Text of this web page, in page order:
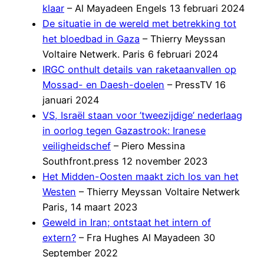
klaar – Al Mayadeen Engels 13 februari 2024
De situatie in de wereld met betrekking tot
het bloedbad in Gaza – Thierry Meyssan
Voltaire Netwerk. Paris 6 februari 2024
IRGC onthult details van raketaanvallen op
Mossad- en Daesh-doelen – PressTV 16
januari 2024
VS, Israël staan voor ’tweezijdige’ nederlaag
in oorlog tegen Gazastrook: Iranese
veiligheidschef – Piero Messina
Southfront.press 12 november 2023
Het Midden-Oosten maakt zich los van het
Westen – Thierry Meyssan Voltaire Netwerk
Paris, 14 maart 2023
Geweld in Iran; ontstaat het intern of
extern? – Fra Hughes Al Mayadeen 30
September 2022